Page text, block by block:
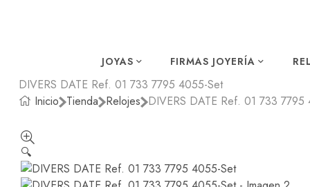
JOYAS FIRMAS JOYERÍA
DIVERS DATE Ref. 01 733 7795 4055-Set
Inicio Tienda Relojes DIVERS DATE Ref. 01 733 7795
🔍